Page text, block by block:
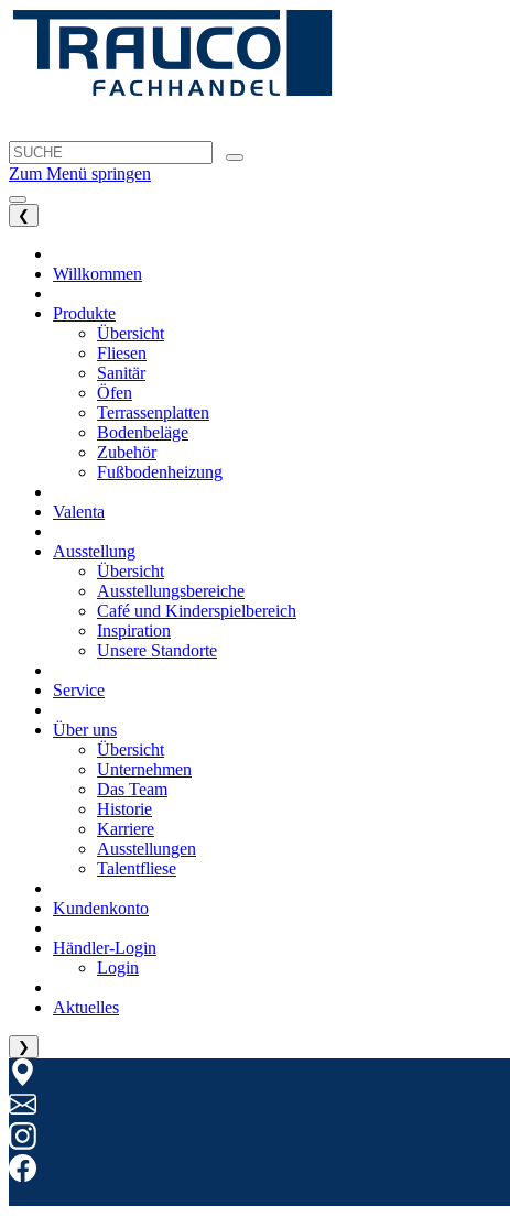
Zum Menü springen
❮
Willkommen
Produkte
Übersicht
Fliesen
Sanitär
Öfen
Terrassenplatten
Bodenbeläge
Zubehör
Fußbodenheizung
Valenta
Ausstellung
Übersicht
Ausstellungsbereiche
Café und Kinderspielbereich
Inspiration
Unsere Standorte
Service
Über uns
Übersicht
Unternehmen
Das Team
Historie
Karriere
Ausstellungen
Talentfliese
Kundenkonto
Händler-Login
Login
Aktuelles
❯